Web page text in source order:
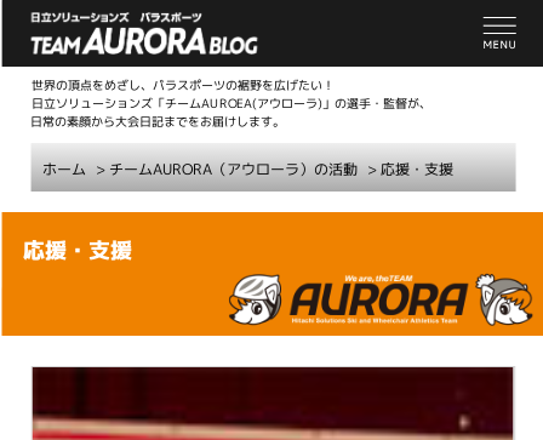
世界の頂点をめざし、パラスポーツの裾野を広げたい！
日立ソリューションズ「チームAUROEA(アウローラ)」の選手・監督が、
日常の素顔から大会日記までをお届けします。
ホーム > チームAURORA（アウローラ）の活動 >応援・支援
本
応援・支援